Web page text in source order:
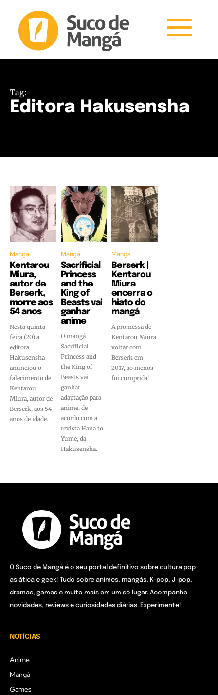
Tag:
Editora Hakusensha
Mangá
Kentarou
Miura,
autor de
Berserk,
morre aos
54 anos
Nesta quinta-
feira (20) a
editora
Hakusensha
anunciou o
falecimento de
Kentarou
Miura, autor de
Berserk, aos 54
anos de idade.
Mangá
Sacrificial
Princess
and the
King of
Beasts vai
ganhar
anime
O mangá
Sacrificial
Princess and
the King of
Beasts vai
ganhar
adaptação para
anime, de
acordo com a
revista Hana to
Yume, da
Hakusensha.
Mangá
Berserk |
Kentarou
Miura
encerra o
hiato do
mangá
A promessa de
Kentarou Miura
voltar com
Berserk em
2017, ao menos
foi cumprida!
O Suco de Mangá é o seu portal definitivo sobre cultura pop
asiática e geek! Tudo sobre animes, mangás, K-pop, J-pop,
dramas, games e muito mais em um só lugar. Acompanhe
novidades, reviews e curiosidades diárias. Experimente!
NOTÍCIAS
Anime
Mangá
Games